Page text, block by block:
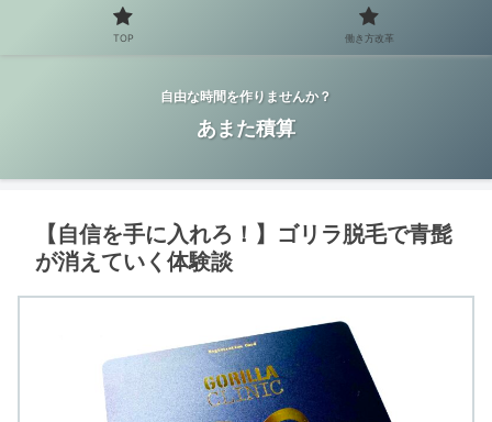
自由な時間を作りませんか？
あまた積算
【自信を手に入れろ！】ゴリラ脱毛で青髭
が消えていく体験談
TOP 働き方改革